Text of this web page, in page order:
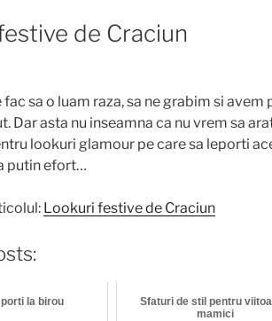
de Craciun
sa o luam raza, sa ne grabim si
Dar asta nu inseamna ca nu vrem sa
lookuri glamour pe care sa leporti
putin efort…
Lookuri festive de Craciun
la birou
Sfaturi de stil pentru
mamici